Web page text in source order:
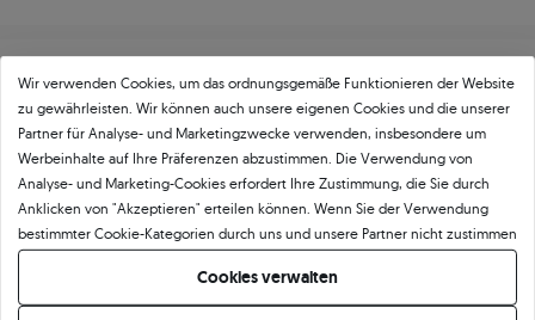
Über11 4845★-Bewertungen in ganz
Europa
GEPRÜFTE BEWERTUNGEN UNSERER KUNDEN
Wir verwenden Cookies, um das ordnungsgemäße Funktionieren der Website
zu gewährleisten. Wir können auch unsere eigenen Cookies und die unserer
Partner für Analyse- und Marketingzwecke verwenden, insbesondere um
Werbeinhalte auf Ihre Präferenzen abzustimmen. Die Verwendung von
Analyse- und Marketing-Cookies erfordert Ihre Zustimmung, die Sie durch
Anklicken von "Akzeptieren" erteilen können. Wenn Sie der Verwendung
bestimmter Cookie-Kategorien durch uns und unsere Partner nicht zustimmen
möchten, klicken Sie auf "Lassen Sie mich wählen" und bestimmen Sie Ihre
Präferenzen. Sie können Ihre Zustimmung jederzeit widerrufen, indem Sie
Ihre Cookie-Einstellungen ändern.
Cookies verwalten